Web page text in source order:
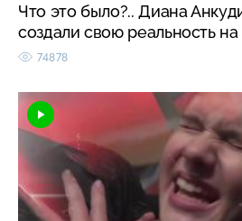
Что это было?.. Диана
создали свою реальность
74878